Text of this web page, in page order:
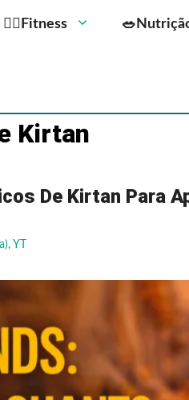
🏋️‍♀️Fitness
Kirtan
De Kirtan Para
YT